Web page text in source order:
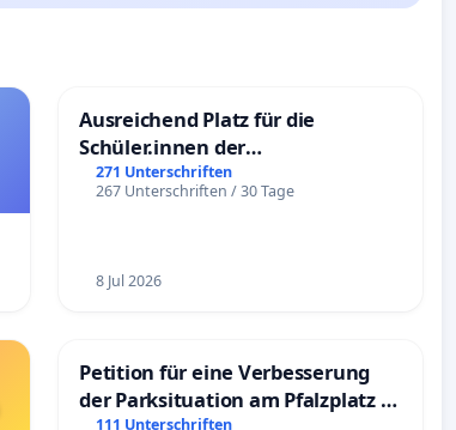
Ausreichend Platz für die
Schüler.innen der
Schönbergschule
271 Unterschriften
267 Unterschriften / 30 Tage
8 Jul 2026
Petition für eine Verbesserung
der Parksituation am Pfalzplatz in
111 Unterschriften